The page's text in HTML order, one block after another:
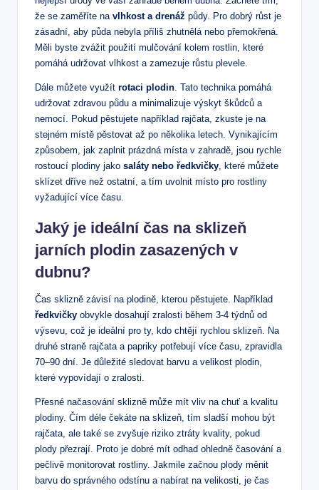
že se zaměříte na vlhkost a drenáž půdy. Pro dobrý růst je
zásadní, aby půda nebyla příliš zhutnělá nebo přemokřená.
Měli byste zvážit použití mulčování kolem rostlin, které
pomáhá udržovat vlhkost a zamezuje růstu plevele.
Dále můžete využít rotaci plodin. Tato technika pomáhá
udržovat zdravou půdu a minimalizuje výskyt škůdců a
nemocí. Pokud pěstujete například rajčata, zkuste je na
stejném místě pěstovat až po několika letech. Vynikajícím
způsobem, jak zaplnit prázdná místa v zahradě, jsou rychle
rostoucí plodiny jako saláty nebo ředkvičky, které můžete
sklízet dříve než ostatní, a tím uvolnit místo pro rostliny
vyžadující více času.
Jaký je ideální čas na sklizeň
jarních plodin zasazených v
dubnu?
Čas sklizně závisí na plodině, kterou pěstujete. Například
ředkvičky obvykle dosahují zralosti během 3-4 týdnů od
výsevu, což je ideální pro ty, kdo chtějí rychlou sklizeň. Na
druhé straně rajčata a papriky potřebují více času, zpravidla
70–90 dní. Je důležité sledovat barvu a velikost plodin,
které vypovídají o zralosti.
Přesné načasování sklizně může mít vliv na chuť a kvalitu
plodiny. Čím déle čekáte na sklizeň, tím sladší mohou být
rajčata, ale také se zvyšuje riziko ztráty kvality, pokud
plody přezrají. Proto je dobré mít odhad ohledně časování a
pečlivě monitorovat rostliny. Jakmile začnou plody měnit
barvu do správného odstínu a nabírat na velikosti, je čas